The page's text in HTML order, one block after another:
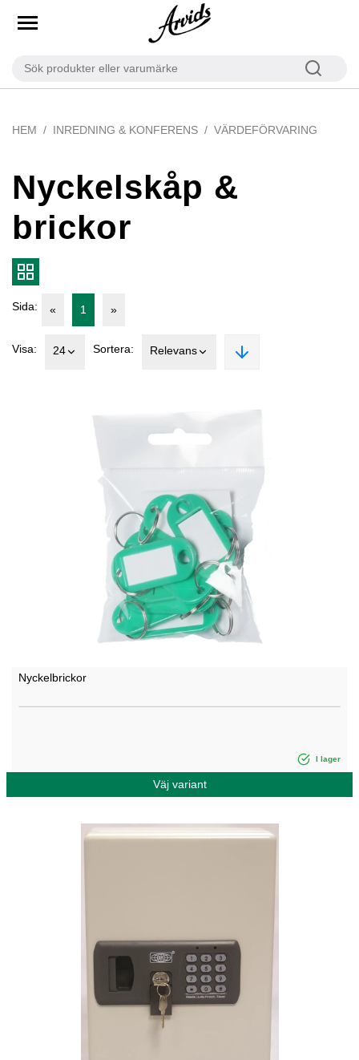
HEM INREDNING & KONFERENS VÄRDEFÖRVARING
Nyckelskåp &
brickor
Sida: « 1 »
Visa: 24 Sortera: Relevans
Nyckelbrickor
I lager
Väj variant